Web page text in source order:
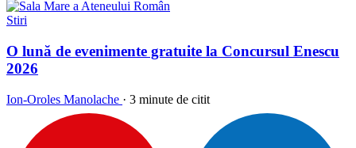
Stiri
O lună de evenimente gratuite la Concursul Enescu
2026
Ion-Oroles Manolache · 3 minute de citit